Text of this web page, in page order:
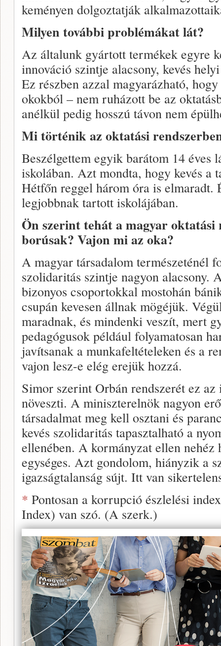
keményen dolgoztatják
Milyen további problémákat lát?
Az általunk gyártott termékek egyre
innováció szintje alacsony, kevés
Ez részben azzal magyarázható,
okokból – nem ruházott be az
anélkül pedig hosszú távon nem
Mi történik az oktatási
Beszélgettem egyik barátom 14 éves
iskolában. Azt mondta, hogy kevés a
Hétfőn reggel három óra is elmaradt.
legjobbnak tartott iskolájában.
Ön szerint tehát a magyar
borúsak? Vajon mi az oka?
A magyar társadalom természeténél
szolidaritás szintje nagyon alacsony.
bizonyos csoportokkal mostohán
csupán kevesen állnak mögéjük.
maradnak, és mindenki veszít, mert
pedagógusok például folyamatosan
javítsanak a munkafeltételeken és a
vajon lesz-e elég erejük hozzá.
Simor szerint Orbán rendszerét ez
növeszti. A miniszterelnök nagyon
társadalmat meg kell osztani és
kevés szolidaritás tapasztalható a
ellenében. A kormányzat ellen nehéz
egységes. Azt gondolom, hiányzik a
igazságtalanság sújt. Itt van
* Pontosan a korrupció észlelési
Index) van szó. (A szerk.)